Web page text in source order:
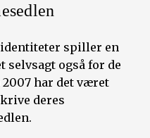
spiller en
selvsagt også for de
har det været
deres